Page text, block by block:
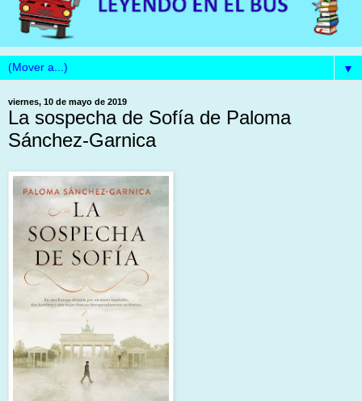
▼
viernes, 10 de mayo de 2019
La sospecha de Sofía de Paloma
Sánchez-Garnica